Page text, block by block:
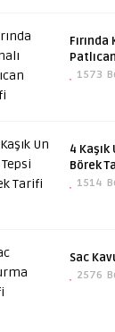
Fırında
1573
4 Kaşık
Börek
1514
Sac
2576